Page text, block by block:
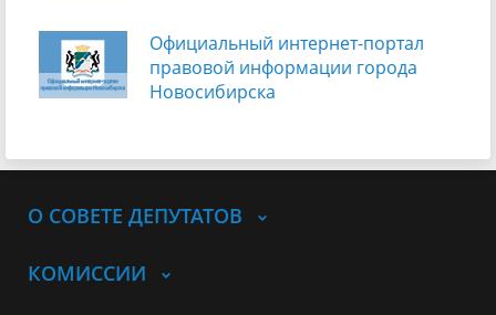
Официальный интернет-портал
правовой информации города
Новосибирска
О СОВЕТЕ ДЕПУТАТОВ
КОМИССИИ